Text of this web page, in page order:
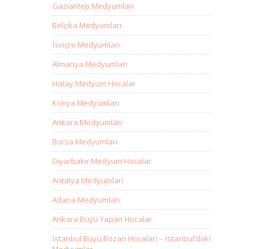
Gaziantep Medyumları
Belçika Medyumları
İsviçre Medyumları
Almanya Medyumları
Hatay Medyum Hocalar
Konya Medyumları
Ankara Medyumları
Bursa Medyumları
Diyarbakır Medyum Hocalar
Antalya Medyumları
Adana Medyumları
Ankara Büyü Yapan Hocalar
İstanbul Büyü Bozan Hocaları – İstanbul’daki